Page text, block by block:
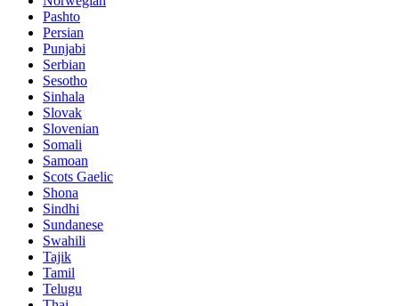
Pashto
Persian
Punjabi
Serbian
Sesotho
Sinhala
Slovak
Slovenian
Somali
Samoan
Scots Gaelic
Shona
Sindhi
Sundanese
Swahili
Tajik
Tamil
Telugu